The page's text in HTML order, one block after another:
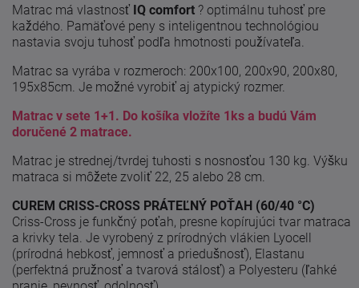
Matrac má vlastnosť IQ comfort ? optimálnu tuhosť pre
každého. Pamäťové peny s inteligentnou technológiou
nastavia svoju tuhosť podľa hmotnosti používateľa.
Matrac sa vyrába v rozmeroch: 200x100, 200x90, 200x80,
195x85cm. Je možné vyrobiť aj atypický rozmer.
Matrac v sete 1+1. Do košíka vložíte 1ks a budú Vám
doručené 2 matrace.
Matrac je strednej/tvrdej tuhosti s nosnosťou 130 kg. Výšku
matraca si môžete zvoliť 22, 25 alebo 28 cm.
CUREM CRISS-CROSS PRÁTEĽNÝ POŤAH (60/40 °C)
Criss-Cross je funkčný poťah, presne kopírujúci tvar matraca
a krivky tela. Je vyrobený z prírodných vlákien Lyocell
(prírodná hebkosť, jemnosť a priedušnosť), Elastanu
(perfektná pružnosť a tvarová stálosť) a Polyesteru (ľahké